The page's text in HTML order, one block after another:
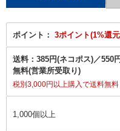
ポイント： 3ポイント(1%還
送料： 385円(ネコポス)／550
無料(営業所受取り)
税別3,000円以上購入で送料無料
1,000個以上